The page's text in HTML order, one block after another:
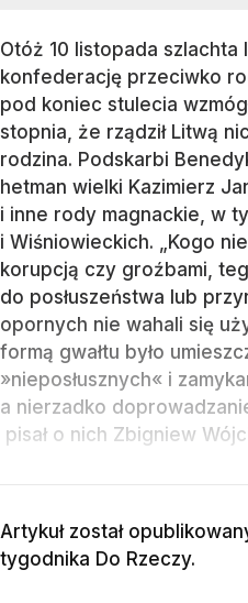
Otóż 10 listopada szlachta
konfederację przeciwko
pod koniec stulecia
stopnia, że rządził Litwą
rodzina. Podskarbi
hetman wielki Kazimierz
i inne rody magnackie, w
i Wiśniowieckich. „Kogo
korupcją czy groźbami,
do posłuszeństwa lub
opornych nie wahali się
formą gwałtu było
»nieposłusznych« i
a nierzadko
pisał o nich Zbigniew
Artykuł został
tygodnika Do Rzeczy.